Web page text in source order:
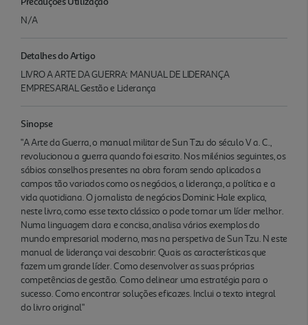
N/A
Detalhes do Artigo
LIVRO A ARTE DA GUERRA: MANUAL DE LIDERANÇA
EMPRESARIAL Gestão e Liderança
Sinopse
"A Arte da Guerra, o manual militar de Sun Tzu do século V a. C.,
revolucionou a guerra quando foi escrito. Nos milénios seguintes, os
sábios conselhos presentes na obra foram sendo aplicados a
campos tão variados como os negócios, a liderança, a política e a
vida quotidiana. O jornalista de negócios Dominic Hale explica,
neste livro, como esse texto clássico o pode tornar um líder melhor.
Numa linguagem clara e concisa, analisa vários exemplos do
mundo empresarial moderno, mas na perspetiva de Sun Tzu. N este
manual de liderança vai descobrir: Quais as características que
fazem um grande líder. Como desenvolver as suas próprias
competências de gestão. Como delinear uma estratégia para o
sucesso. Como encontrar soluções eficazes. Inclui o texto integral
do livro original"